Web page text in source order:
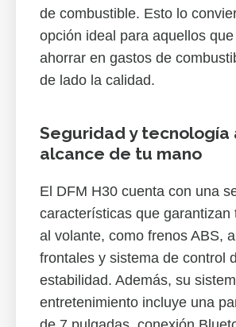
de combustible. Esto lo
opción ideal para aquellos
ahorrar en gastos de
de lado la calidad.
Seguridad y tecnología
alcance de tu mano
El DFM H30 cuenta con una
características que garantizan
al volante, como frenos ABS,
frontales y sistema de control
estabilidad. Además, su
entretenimiento incluye una